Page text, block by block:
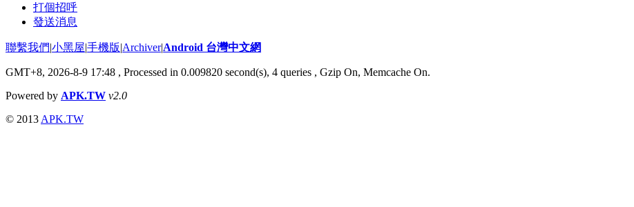
打個招呼
發送消息
聯繫我們|小黑屋|手機版|Archiver|Android 台灣中文網
GMT+8, 2026-8-9 17:48 , Processed in 0.009820 second(s), 4 queries , Gzip On, Memcache On.
Powered by APK.TW v2.0
© 2013 APK.TW